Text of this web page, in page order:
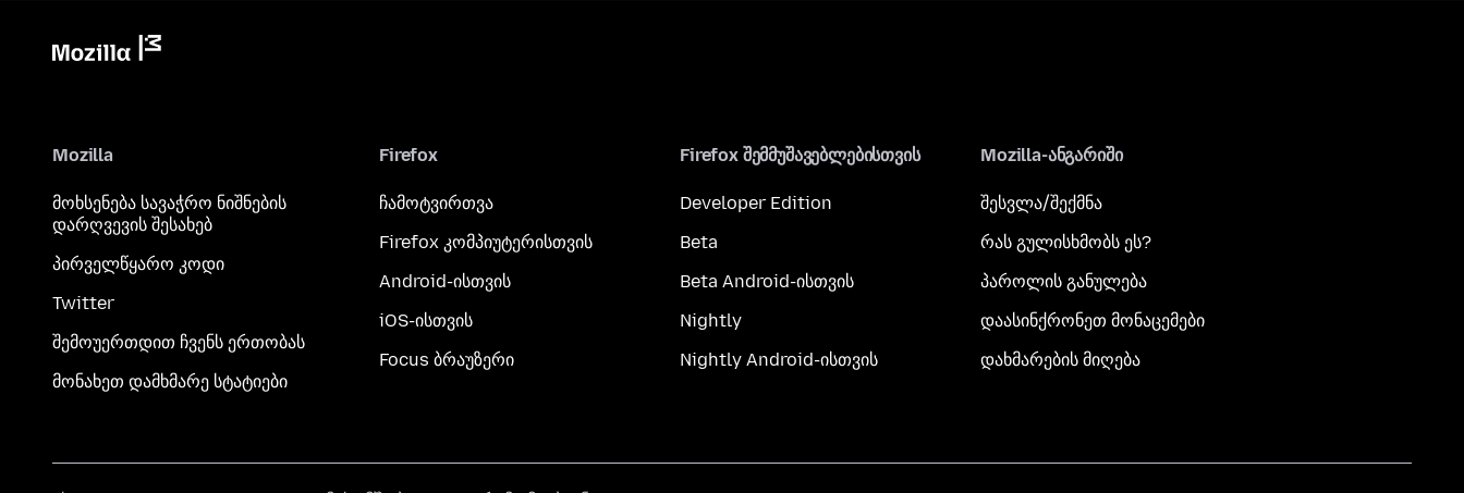
Mozilla
მოხსენება სავაჭრო ნიშნების
დარღვევის შესახებ
პირველწყარო კოდი
Twitter
შემოუერთდით ჩვენს ერთობას
მონახეთ დამხმარე სტატიები
Firefox
ჩამოტვირთვა
Firefox კომპიუტერისთვის
Android-ისთვის
iOS-ისთვის
Focus ბრაუზერი
Firefox შემმუშავებლებისთვის
Developer Edition
Beta
Beta Android-ისთვის
Nightly
Nightly Android-ისთვის
Mozilla-ანგარიში
შესვლა/შექმნა
რას გულისხმობს ეს?
პაროლის განულება
დაასინქრონეთ მონაცემები
დახმარების მიღება